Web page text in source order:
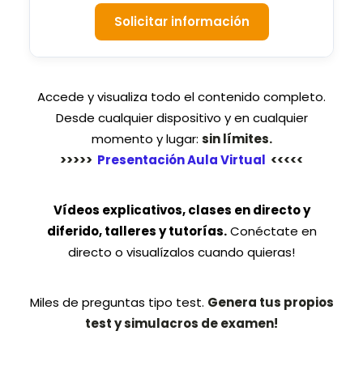
Solicitar información
Accede y visualiza todo el contenido completo.
Desde cualquier dispositivo y en cualquier
momento y lugar: sin límites.
>>>>> Presentación Aula Virtual <<<<<
Vídeos explicativos, clases en directo y
diferido, talleres y tutorías.Conéctate en
directo o visualízalos cuando quieras!
Miles de preguntas tipo test. Genera tus propios
test y simulacros de examen!